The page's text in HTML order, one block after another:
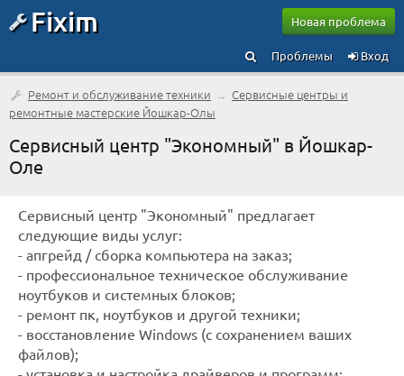
Fixim Новая проблема
Вход
Проблемы
Ремонт и обслуживание техники → Сервисные центры и
ремонтные мастерские Йошкар-Олы
Сервисный центр "Экономный" в Йошкар-
Оле
Сервисный центр "Экономный" предлагает
следующие виды услуг:
- апгрейд / сборка компьютера на заказ;
- профессиональное техническое обслуживание
ноутбуков и системных блоков;
- ремонт пк, ноутбуков и другой техники;
- восстановление Windows (с сохранением ваших
файлов);